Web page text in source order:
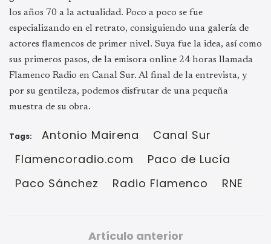
los años 70 a la actualidad. Poco a poco se fue
especializando en el retrato, consiguiendo una galería de
actores flamencos de primer nivel. Suya fue la idea, así como
sus primeros pasos, de la emisora online 24 horas llamada
Flamenco Radio en Canal Sur. Al final de la entrevista, y
por su gentileza, podemos disfrutar de una pequeña
muestra de su obra.
Tags: Antonio Mairena
Canal Sur
Flamencoradio.com
Paco de Lucía
Paco Sánchez
Radio Flamenco RNE
Artículo anterior